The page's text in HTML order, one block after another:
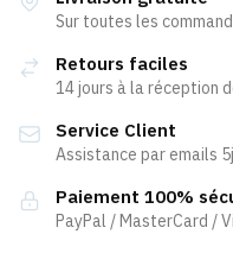
Sur toutes les
Retours faciles
14 jours à la réception
Service Client
Assistance par emails
Paiement 100%
PayPal / MasterCard /